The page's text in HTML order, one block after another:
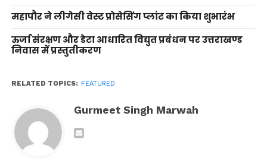
महापौर ने लीगेसी वेस्ट प्रोसेसिंग प्लांट का किया शुभारंभ
ऊर्जा संरक्षण और डेटा आधारित विद्युत प्रबंधन पर उत्तराखण्ड
निवास में प्रस्तुतीकरण
RELATED TOPICS: FEATURED
Gurmeet Singh Marwah